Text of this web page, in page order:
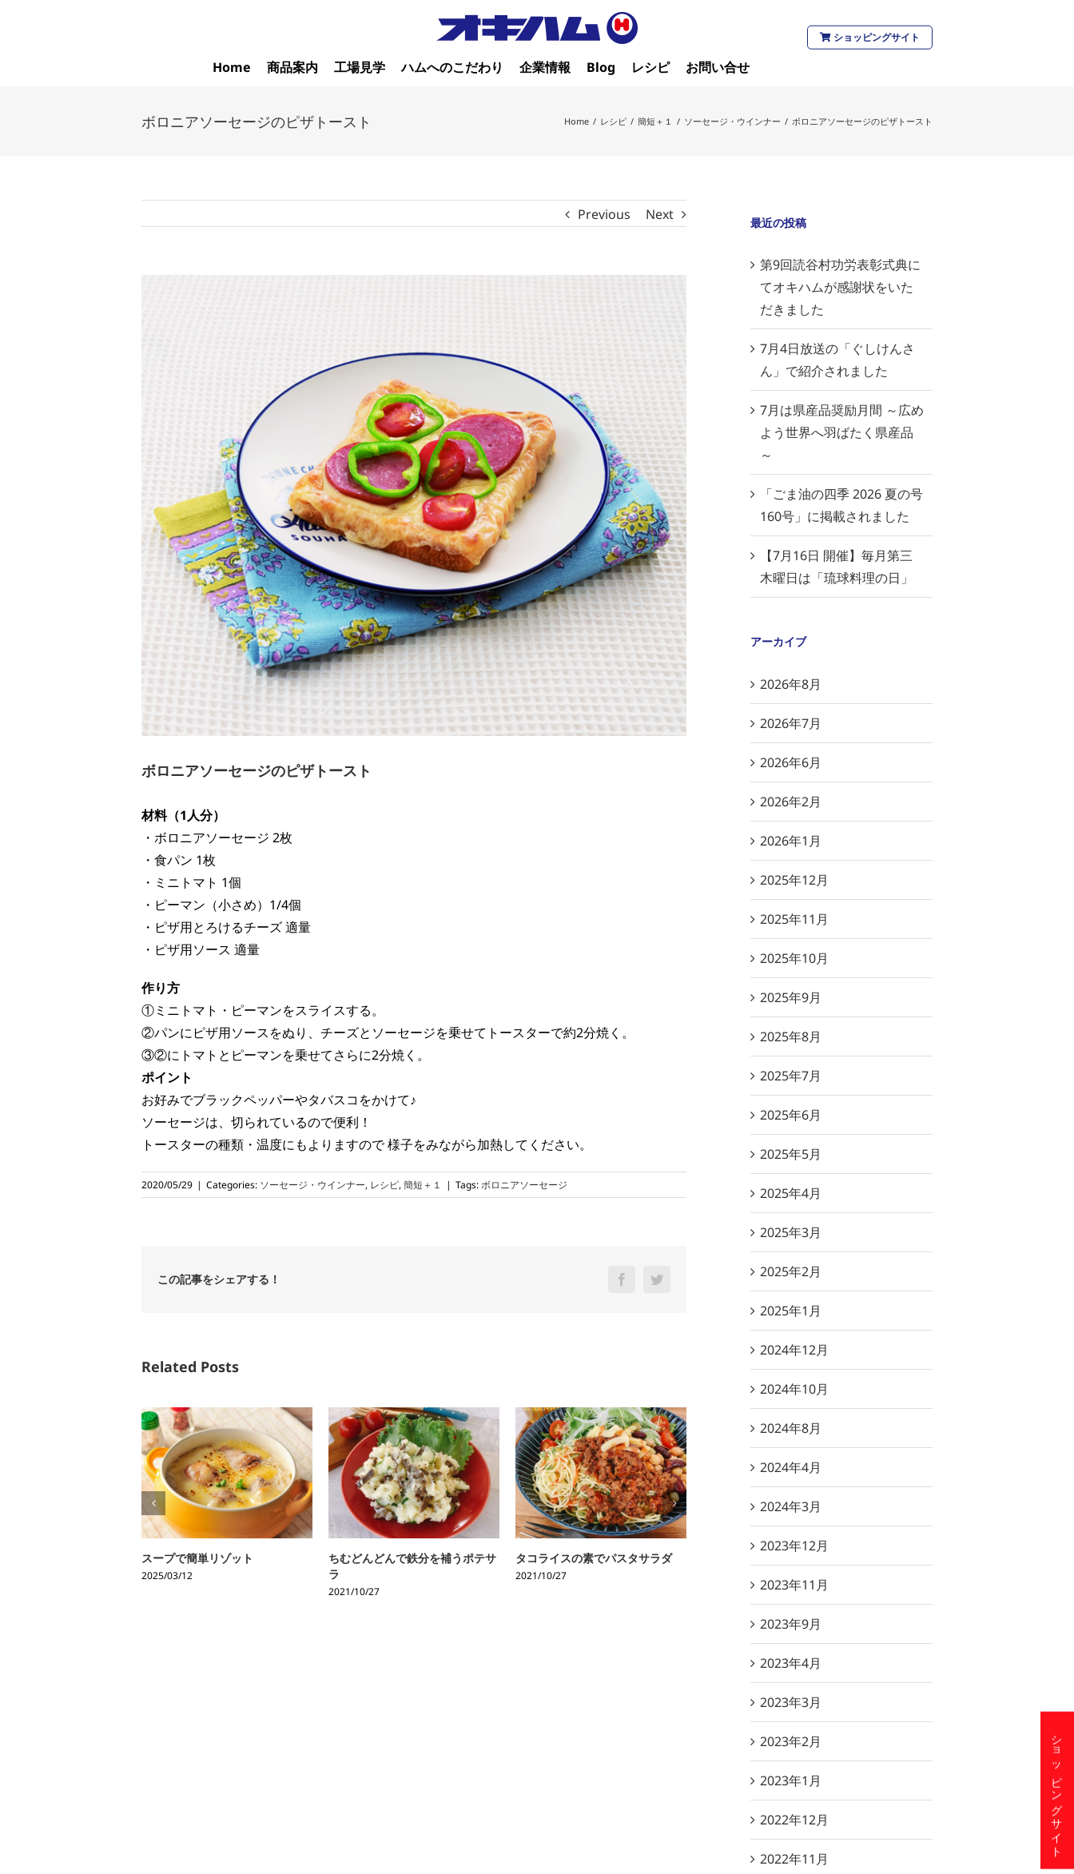
ショッピングサイト
Home 商品案内 工場見学 ハムへのこだわり 企業情報 Blog レシピ お問い合せ
ボロニアソーセージのピザトースト Home / レシピ / 簡短＋１ / ソーセージ・ウインナー / ボロニアソーセージのピザトースト
Previous Next
ボロニアソーセージのピザトースト
材料（1人分）
・ボロニアソーセージ 2枚
・食パン 1枚
・ミニトマト 1個
・ピーマン（小さめ）1/4個
・ピザ用とろけるチーズ 適量
・ピザ用ソース 適量
作り方
①ミニトマト・ピーマンをスライスする。
②パンにピザ用ソースをぬり、チーズとソーセージを乗せてトースターで約2分焼く。
③②にトマトとピーマンを乗せてさらに2分焼く。
ポイント
お好みでブラックペッパーやタバスコをかけて♪
ソーセージは、切られているので便利！
トースターの種類・温度にもよりますので様子をみながら加熱してください。
2020/05/29 | Categories: ソーセージ・ウインナー, レシピ,簡短＋１ | Tags:ボロニアソーセージ
この記事をシェアする！ Facebook
Related Posts
スープで簡単リゾット
2025/03/12
ちむどんどんで鉄分を補うポテサ
ラ
2021/10/27
タコライスの素でパスタサラダ
2021/10/27
2021/10/27
最近の投稿
第9回読谷村功労表彰式典に
てオキハムが感謝状をいた
だきました
7月4日放送の「ぐしけんさ
ん」で紹介されました
7月は県産品奨励月間 ～広め
よう世界へ羽ばたく県産品
～
「ごま油の四季 2026 夏の号
160号」に掲載されました
【7月16日 開催】毎月第三
木曜日は「琉球料理の日」
アーカイブ
2026年8月
2026年7月
2026年6月
2026年2月
2026年1月
2025年12月
2025年11月
2025年10月
2025年9月
2025年8月
2025年7月
2025年6月
2025年5月
2025年4月
2025年3月
2025年2月
2025年1月
2024年12月
2024年10月
2024年8月
2024年4月
2024年3月
2023年12月
2023年11月
2023年9月
2023年4月
2023年3月
2023年2月
2023年1月
2022年12月
2022年11月
ショッピングサイト